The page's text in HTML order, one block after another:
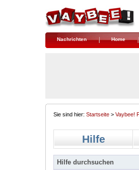
Nachrichten Home
Sie sind hier: Startseite > Vaybee!
Hilfe
Hilfe durchsuchen